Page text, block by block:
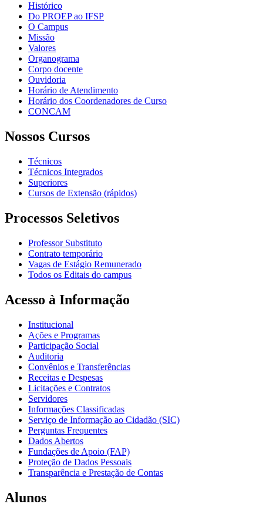
Histórico
Do PROEP ao IFSP
O Campus
Missão
Valores
Organograma
Corpo docente
Ouvidoria
Horário de Atendimento
Horário dos Coordenadores de Curso
CONCAM
Nossos Cursos
Técnicos
Técnicos Integrados
Superiores
Cursos de Extensão (rápidos)
Processos Seletivos
Professor Substituto
Contrato temporário
Vagas de Estágio Remunerado
Todos os Editais do campus
Acesso à Informação
Institucional
Ações e Programas
Participação Social
Auditoria
Convênios e Transferências
Receitas e Despesas
Licitações e Contratos
Servidores
Informações Classificadas
Serviço de Informação ao Cidadão (SIC)
Perguntas Frequentes
Dados Abertos
Fundações de Apoio (FAP)
Proteção de Dados Pessoais
Transparência e Prestação de Contas
Alunos